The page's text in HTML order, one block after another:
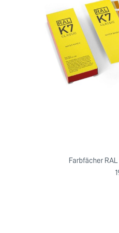
Farbfächer